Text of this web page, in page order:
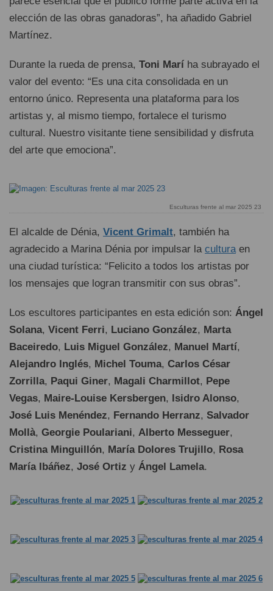
elección de las obras ganadoras”, ha añadido Gabriel
Martínez.
Durante la rueda de prensa, Toni Marí ha subrayado el
valor del evento: “Es una cita consolidada en un
entorno único. Representa una plataforma para los
artistas y, al mismo tiempo, fortalece el turismo
cultural. Nuestro visitante tiene sensibilidad y disfruta
del arte que emociona”.
Esculturas frente al mar 2025 23
El alcalde de Dénia, Vicent Grimalt, también ha
agradecido a Marina Dénia por impulsar la culturaen
una ciudad turística: “Felicito a todos los artistas por
los mensajes que logran transmitir con sus obras”.
Los escultores participantes en esta edición son: Ángel
Solana, Vicent Ferri, Luciano González, Marta
Baceiredo, Luis Miguel González, Manuel Martí,
Alejandro Inglés, Michel Touma, Carlos César
Zorrilla, Paqui Giner, Magali Charmillot, Pepe
Vegas, Maire-Louise Kersbergen, Isidro Alonso,
José Luis Menéndez, Fernando Herranz, Salvador
Mollà, Georgie Poulariani, Alberto Messeguer,
Cristina Minguillón, María Dolores Trujillo, Rosa
María Ibáñez, José Ortiz y Ángel Lamela.